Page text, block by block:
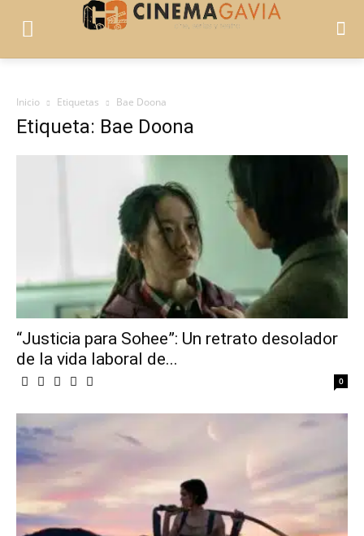
Inicio Etiquetas Bae Doona
Etiqueta: Bae Doona
“Justicia para Sohee”: Un retrato desolador
de la vida laboral de...
0